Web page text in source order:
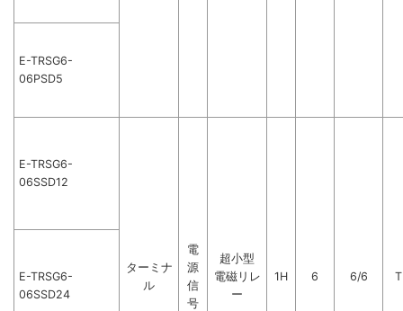
E-TRSG6-
06PSD5
E-TRSG6-
06SSD12
ターミナ
ル
電
源
信
号
超小型
電磁リレ
ー
1H 6 6/6
E-TRSG6-
06SSD24